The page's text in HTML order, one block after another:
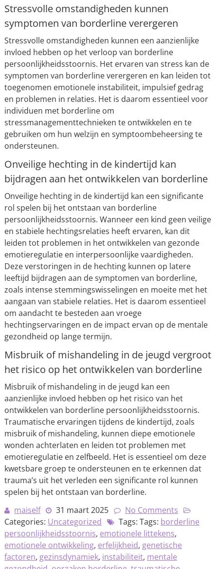
Stressvolle omstandigheden kunnen
symptomen van borderline verergeren
Stressvolle omstandigheden kunnen een aanzienlijke
invloed hebben op het verloop van borderline
persoonlijkheidsstoornis. Het ervaren van stress kan de
symptomen van borderline verergeren en kan leiden tot
toegenomen emotionele instabiliteit, impulsief gedrag
en problemen in relaties. Het is daarom essentieel voor
individuen met borderline om
stressmanagementtechnieken te ontwikkelen en te
gebruiken om hun welzijn en symptoombeheersing te
ondersteunen.
Onveilige hechting in de kindertijd kan
bijdragen aan het ontwikkelen van borderline
Onveilige hechting in de kindertijd kan een significante
rol spelen bij het ontstaan van borderline
persoonlijkheidsstoornis. Wanneer een kind geen veilige
en stabiele hechtingsrelaties heeft ervaren, kan dit
leiden tot problemen in het ontwikkelen van gezonde
emotieregulatie en interpersoonlijke vaardigheden.
Deze verstoringen in de hechting kunnen op latere
leeftijd bijdragen aan de symptomen van borderline,
zoals intense stemmingswisselingen en moeite met het
aangaan van stabiele relaties. Het is daarom essentieel
om aandacht te besteden aan vroege
hechtingservaringen en de impact ervan op de mentale
gezondheid op lange termijn.
Misbruik of mishandeling in de jeugd vergroot
het risico op het ontwikkelen van borderline
Misbruik of mishandeling in de jeugd kan een
aanzienlijke invloed hebben op het risico van het
ontwikkelen van borderline persoonlijkheidsstoornis.
Traumatische ervaringen tijdens de kindertijd, zoals
misbruik of mishandeling, kunnen diepe emotionele
wonden achterlaten en leiden tot problemen met
emotieregulatie en zelfbeeld. Het is essentieel om deze
kwetsbare groep te ondersteunen en te erkennen dat
trauma’s uit het verleden een significante rol kunnen
spelen bij het ontstaan van borderline.
maiself
31 maart 2025
No Comments
Categories: Uncategorized Tags: Tags: borderline
persoonlijkheidsstoornis, emotionele littekens,
emotionele ontwikkeling, erfelijkheid, genetische
factoren, gezinsdynamiek, instabiliteit, mentale